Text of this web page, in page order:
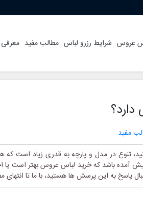
عروس شرایط رزرو لباس مطالب مفید
مفید
تنوع در مدل و پارچه به قدری زیاد است که
باشد که خرید لباس عروس بهتر است یا
پاسخ به این پرسش ها هستید، با ما تا